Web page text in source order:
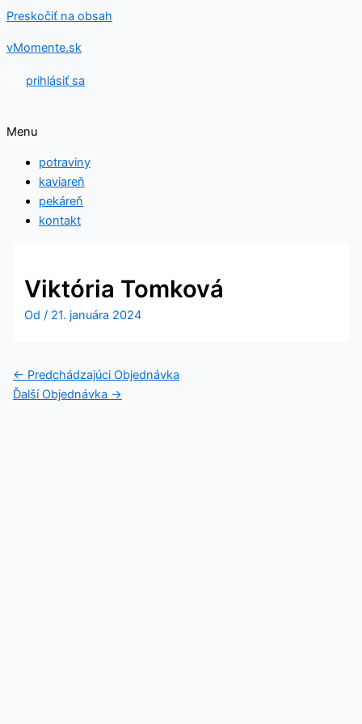
Preskočiť na obsah
vMomente.sk
prihlásiť sa
Menu
potraviny
kaviareň
pekáreň
kontakt
Viktória Tomková
Od / 21. januára 2024
← Predchádzajúci Objednávka
Ďalší Objednávka →